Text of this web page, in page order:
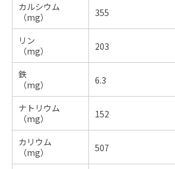
カルシウム
（mg）
355
リン
（mg）
203
鉄
（mg）
6.3
ナトリウム
（mg）
152
カリウム
（mg）
507